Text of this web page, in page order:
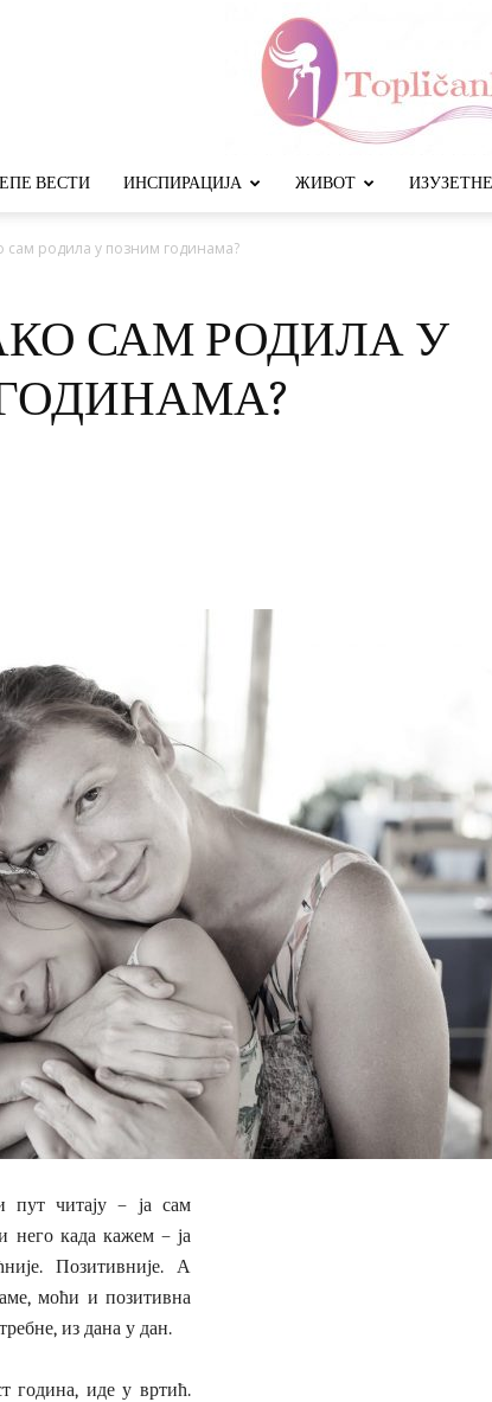
ВЕСТИ ИНСПИРАЦИЈА ЖИВОТ
сам родила у позним годинама?
САМ РОДИЛА У
читају – ја сам
него када кажем – ја
Позитивније. А
моћи и позитивна
из дана у дан.
година, иде у вртић.